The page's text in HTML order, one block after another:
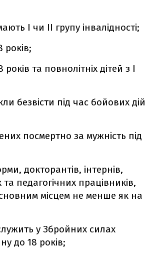
I чи II групу інвалідності;
років;
років та повнолітніх дітей з I
безвісти під час бойових дій
посмертно за мужність під
докторантів, інтернів,
педагогічних працівників,
місцем не менше як на
у Збройних силах
до 18 років;